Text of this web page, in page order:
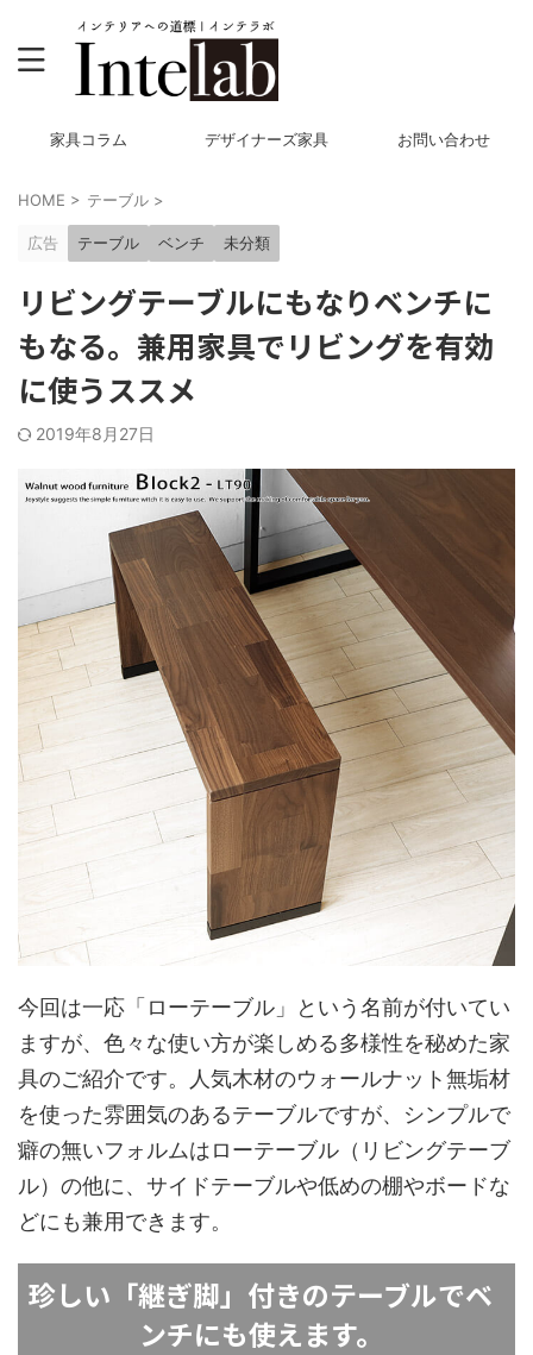
家具コラム デザイナーズ家具 お問い合わせ
HOME > テーブル >
広告 テーブル ベンチ 未分類
リビングテーブルにもなりベンチに
もなる。兼用家具でリビングを有効
に使うススメ
2019年8月27日
今回は一応「ローテーブル」という名前が付いてい
ますが、色々な使い方が楽しめる多様性を秘めた家
具のご紹介です。人気木材のウォールナット無垢材
を使った雰囲気のあるテーブルですが、シンプルで
癖の無いフォルムはローテーブル（リビングテーブ
ル）の他に、サイドテーブルや低めの棚やボードな
どにも兼用できます。
珍しい「継ぎ脚」付きのテーブルでベ
ンチにも使えます。